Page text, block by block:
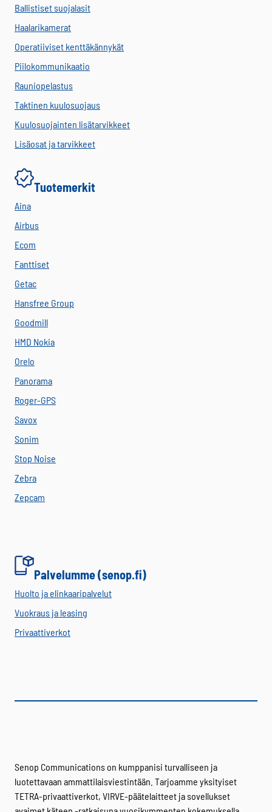
Ballistiset suojalasit
Haalarikamerat
Operatiiviset kenttäkännykät
Piilokommunikaatio
Rauniopelastus
Taktinen kuulosuojaus
Kuulosuojainten lisätarvikkeet
Lisäosat ja tarvikkeet
Tuotemerkit
Aina
Airbus
Ecom
Fanttiset
Getac
Hansfree Group
Goodmill
HMD Nokia
Orelo
Panorama
Roger-GPS
Savox
Sonim
Stop Noise
Zebra
Zepcam
Palvelumme (senop.fi)
Huolto ja elinkaaripalvelut
Vuokraus ja leasing
Privaattiverkot
Senop Communications on kumppanisi turvalliseen ja
luotettavaan ammattilaisviestintään. Tarjoamme yksityiset
TETRA-privaattiverkot, VIRVE-päätelaitteet ja sovellukset